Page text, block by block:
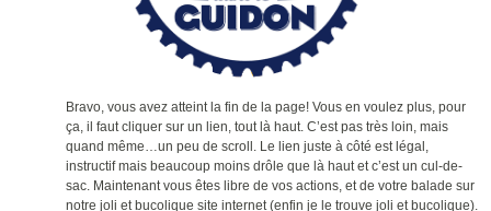
Bravo, vous avez atteint la fin de la page! Vous en voulez plus, pour
ça, il faut cliquer sur un lien, tout là haut. C’est pas très loin, mais
quand même…un peu de scroll. Le lien juste à côté est légal,
instructif mais beaucoup moins drôle que là haut et c’est un cul-de-
sac. Maintenant vous êtes libre de vos actions, et de votre balade sur
notre joli et bucolique site internet (enfin je le trouve joli et bucolique).